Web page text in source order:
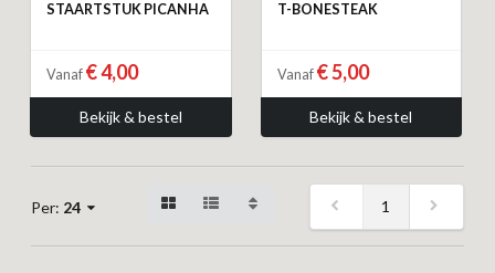
STAARTSTUK PICANHA
Vanaf € 4,00
Bekijk & bestel
T-BONESTEAK
Vanaf € 5,00
Bekijk & bestel
Per: 24 1